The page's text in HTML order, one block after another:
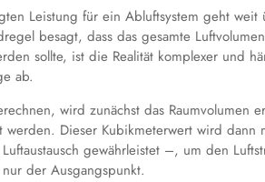
Leistung für ein Abluftsystem geht weit
besagt, dass das gesamte
sollte, ist die Realität komplexer und
ab.
wird zunächst das Raumvolumen
werden. Dieser Kubikmeterwert wird
gewährleistet –, um den
der Ausgangspunkt.